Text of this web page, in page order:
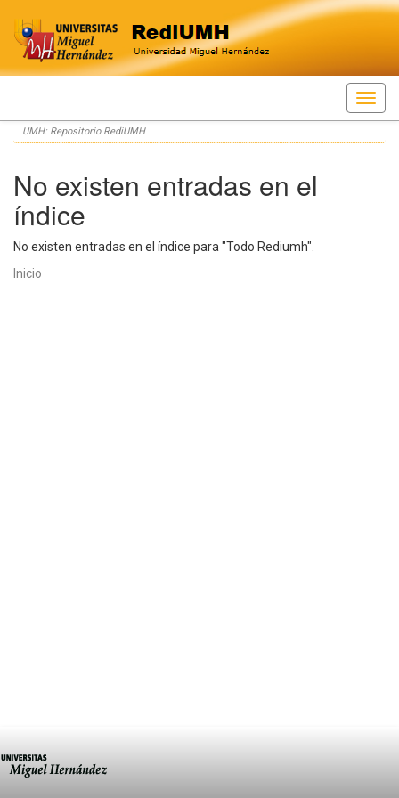
Skip
navigation
UMH: Repositorio RediUMH
No existen entradas en el
índice
No existen entradas en el índice para "Todo Rediumh".
Inicio